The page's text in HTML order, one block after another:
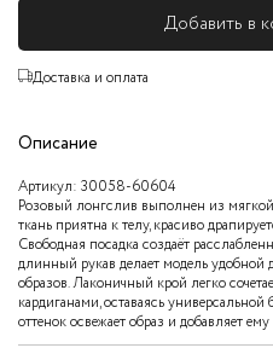
Добавить в
Доставка и оплата
Описание
Артикул: 30058-60604
Розовый лонгслив выполнен из
ткань приятна к телу, красиво
Свободная посадка создаёт
длинный рукав делает модель
образов. Лаконичный крой легко
кардиганами, оставаясь
оттенок освежает образ и добавляет